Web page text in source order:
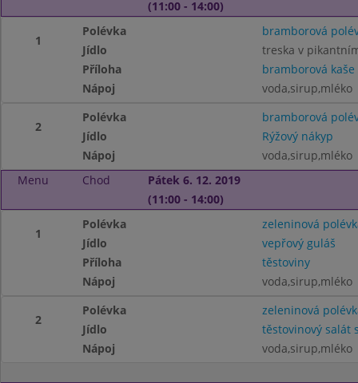
(11:00 - 14:00)
1
Polévka
bramborová
Jídlo
treska v
Příloha
bramborová kaše
Nápoj
voda,sirup,mléko
2
Polévka
bramborová
Jídlo
Rýžový nákyp
Nápoj
voda,sirup,mléko
Menu
Chod
Pátek 6. 12. 2019
(11:00 - 14:00)
1
Polévka
zeleninová
Jídlo
vepřový guláš
Příloha
těstoviny
Nápoj
voda,sirup,mléko
2
Polévka
zeleninová
Jídlo
těstovinový salát
Nápoj
voda,sirup,mléko